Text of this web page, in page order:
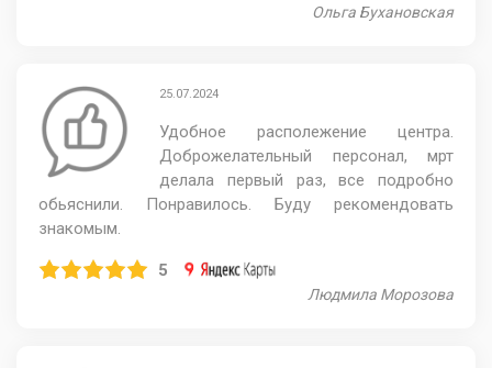
​Ольга Бухановская
25.07.2024
Удобное располежение центра.
Доброжелательный персонал, мрт
делала первый раз, все подробно
обьяснили. Понравилось. Буду рекомендовать
знакомым.
5
Людмила Морозова